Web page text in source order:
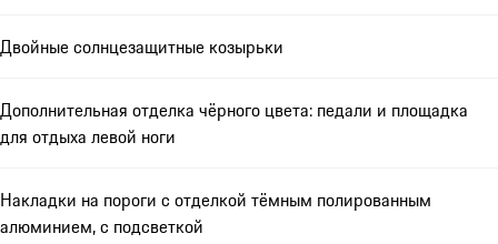
Двойные солнцезащитные козырьки
Дополнительная отделка чёрного цвета: педали и площадка
для отдыха левой ноги
Накладки на пороги с отделкой тёмным полированным
алюминием, с подсветкой